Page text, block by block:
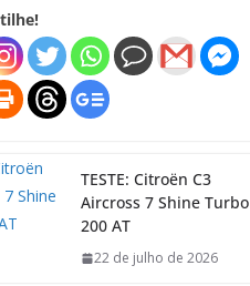
TESTE: Citroën C3
Aircross 7 Shine Turbo
200 AT
22 de julho de 2026